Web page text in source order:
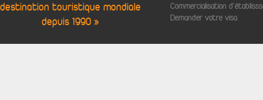
destination touristique mondiale
depuis 1990 »
Commercialisation
Demander votre visa